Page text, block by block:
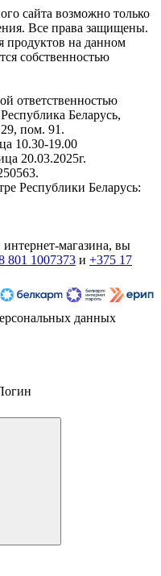
сайта возможно только
Все права защищены.
продуктов на данном
собственностью
ответственностью
Беларусь,
пом. 91.
10.30-19.00
20.03.2025г.
Республики Беларусь:
магазина, вы
801 1007373 и +375 17
данных